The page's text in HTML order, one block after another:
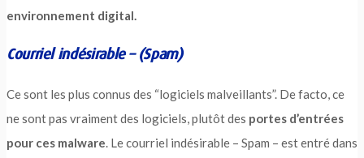
environnement digital.
Courriel indésirable – (Spam)
Ce sont les plus connus des “logiciels malveillants”. De facto, ce
ne sont pas vraiment des logiciels, plutôt des portes d’entrées
pour ces malware. Le courriel indésirable – Spam – est entré dans